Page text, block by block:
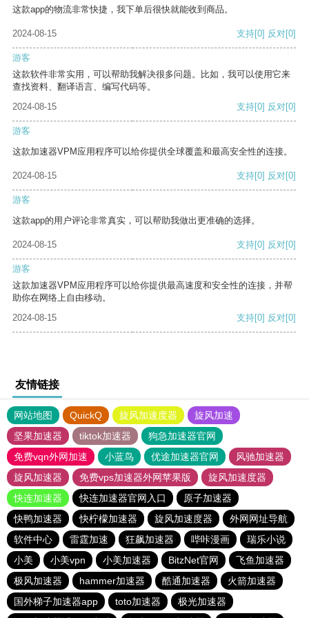
这款app的物流非常快捷，我下单后很快就能收到商品。
2024-08-15 支持[0] 反对[0]
游客
这款软件非常实用，可以帮助我解决很多问题。比如，我可以使用它来
查找资料、翻译语言、编写代码等。
2024-08-15
支持[0] 反对[0]
游客
这款加速器VPM应用程序可以给你提供全球覆盖和最高安全性的连接。
2024-08-15 支持[0] 反对[0]
游客
这款app的用户评论非常真实，可以帮助我做出更准确的选择。
2024-08-15 支持[0] 反对[0]
游客
这款加速器VPM应用程序可以给你提供最高速度和安全性的连接，并帮
助你在网络上自由移动。
2024-08-15
支持[0] 反对[0]
友情链接
网站地图 QuickQ 旋风加速度器
旋风加速
坚果加速器
tiktok加速器
狗急加速器官网
免费vqn外网加速
小蓝鸟 优途加速器官网
风驰加速器
旋风加速器
免费vps加速器外网苹果版
旋风加速度器
快连加速器
快连加速器官网入口
原子加速器
快鸭加速器
快柠檬加速器 旋风加速度器
外网网址导航
软件中心
雷霆加速 狂飙加速器 哔咔漫画
瑞乐小说
小美
小美vpn 小美加速器 BitzNet官网
飞鱼加速器
极风加速器
hammer加速器 酷通加速器
火箭加速器
国外梯子加速器app
toto加速器
极光加速器